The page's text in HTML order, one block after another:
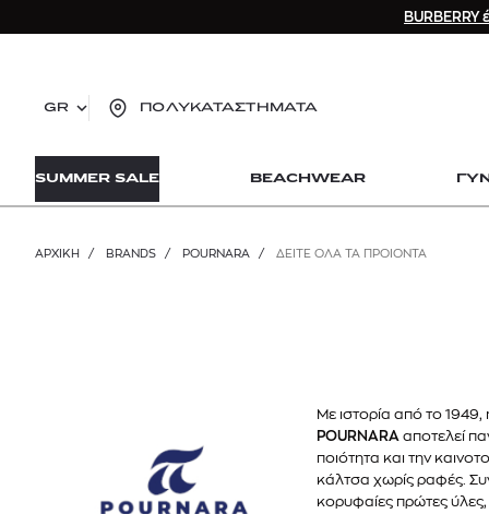
GR ΠΟΛΥΚΑΤΑΣΤΗΜΑΤΑ
SUMMER SALE BEACHWEAR
ΑΡΧΙΚΉ / BRANDS / POURNARA / ΔΕΙΤΕ ΟΛΑ ΤΑ ΠΡΟΙΟΝΤΑ
Με ιστορία από το 1949,
POURNARA αποτελεί
ποιότητα και την
κάλτσα χωρίς ραφές.
κορυφαίες πρώτες